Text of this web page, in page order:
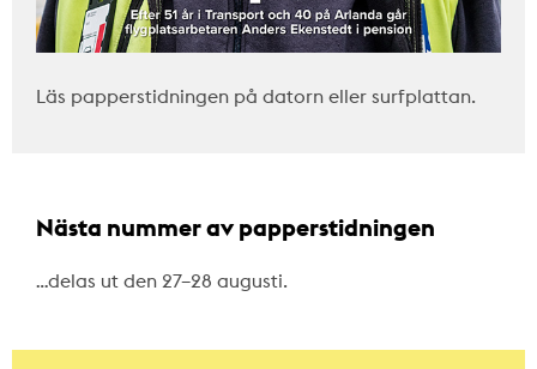
Läs papperstidningen på datorn eller surfplattan.
Nästa nummer av papperstidningen
…delas ut den 27–28 augusti.